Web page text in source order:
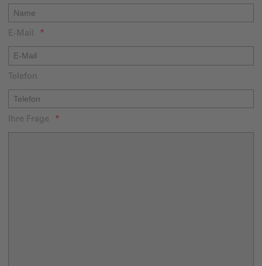
E-Mail
Telefon
Ihre Frage